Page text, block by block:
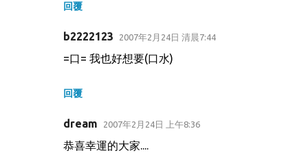
回覆
b2222123 2007年2月24日 清晨7:44
=口= 我也好想要(口水)
回覆
dream 2007年2月24日 上午8:36
恭喜幸運的大家....